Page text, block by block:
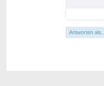
Antworten als...